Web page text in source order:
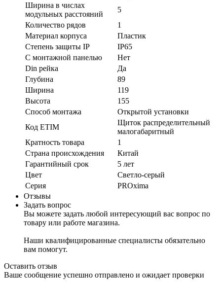
Ширина в числах
модульных расстояний
5
Количество рядов
1
Материал корпуса
Пластик
Степень защиты IP
IP65
С монтажной панелью
Нет
Din рейка
Да
Глубина
89
Ширина
119
Высота
155
Способ монтажа
Открытой установки
Код ETIM
Щиток распределительный
малогабаритный
Кратность товара
1
Страна происхождения
Китай
Гарантийный срок
5 лет
Цвет
Светло-серый
Серия
PROxima
Отзывы
Задать вопрос
Вы можете задать любой интересующий вас вопрос по
товару или работе магазина.
Наши квалифицированные специалисты обязательно
вам помогут.
Оставить отзыв
Ваше сообщение успешно отправлено и ожидает проверки